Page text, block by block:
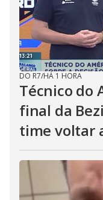
DO R7/HÁ 1 HORA
Técnico do
final da
time voltar